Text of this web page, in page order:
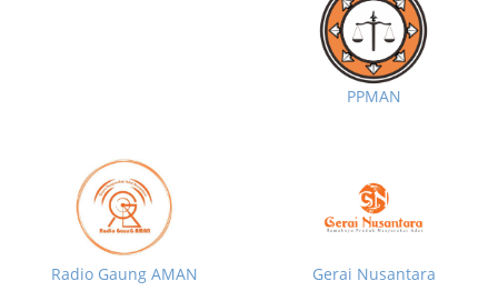
PPMAN
Radio Gaung AMAN Gerai Nusantara